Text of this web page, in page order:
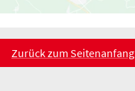
Zurück zum Seitenanfang